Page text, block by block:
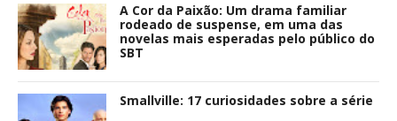
A Cor da Paixão: Um drama familiar
rodeado de suspense, em uma das
novelas mais esperadas pelo público do
SBT
Smallville: 17 curiosidades sobre a série